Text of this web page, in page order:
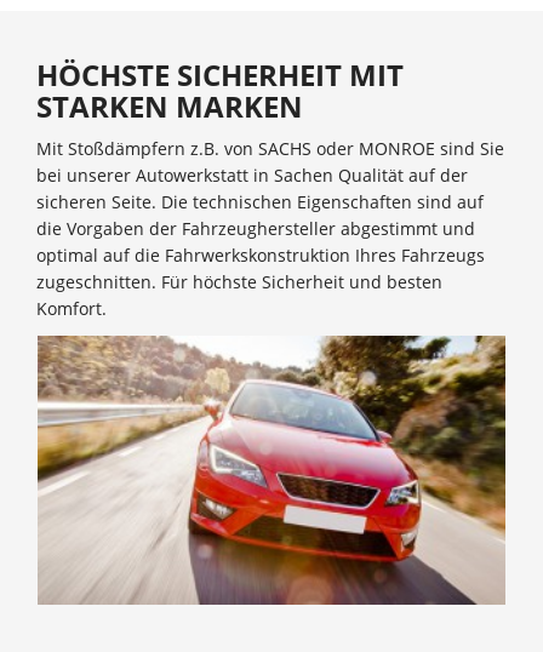
HÖCHSTE SICHERHEIT MIT
STARKEN MARKEN
Mit Stoßdämpfern z.B. von SACHS oder MONROE sind Sie
bei unserer Autowerkstatt in Sachen Qualität auf der
sicheren Seite. Die technischen Eigenschaften sind auf
die Vorgaben der Fahrzeughersteller abgestimmt und
optimal auf die Fahrwerkskonstruktion Ihres Fahrzeugs
zugeschnitten. Für höchste Sicherheit und besten
Komfort.